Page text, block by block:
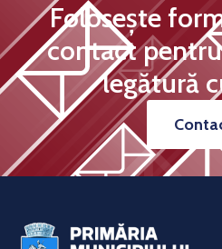
Folosește
contact
legătură